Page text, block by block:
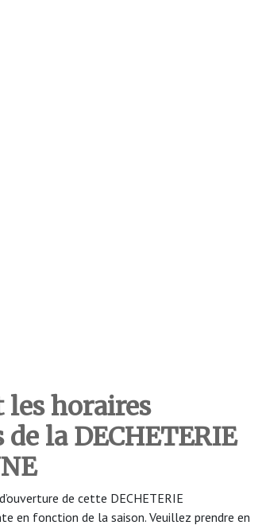
les horaires
la DECHETERIE
de cette DECHETERIE
en fonction de la saison. Veuillez prendre en